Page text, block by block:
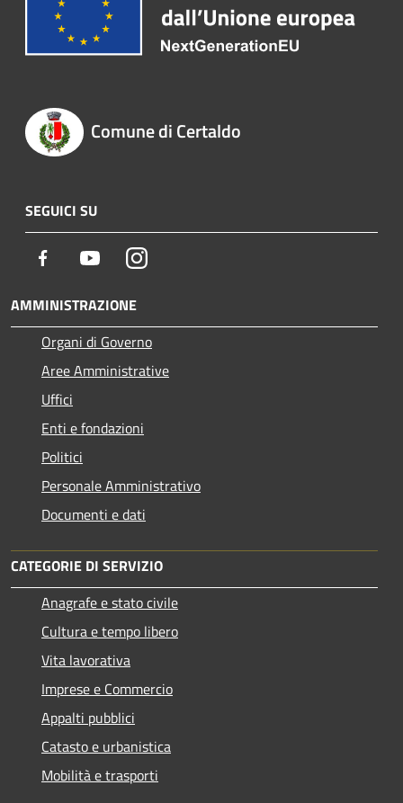
Comune di Certaldo
SEGUICI SU
Facebook YoutubeInstagram
AMMINISTRAZIONE
Organi di Governo
Aree Amministrative
Uffici
Enti e fondazioni
Politici
Personale Amministrativo
Documenti e dati
CATEGORIE DI SERVIZIO
Anagrafe e stato civile
Cultura e tempo libero
Vita lavorativa
Imprese e Commercio
Appalti pubblici
Catasto e urbanistica
Mobilità e trasporti